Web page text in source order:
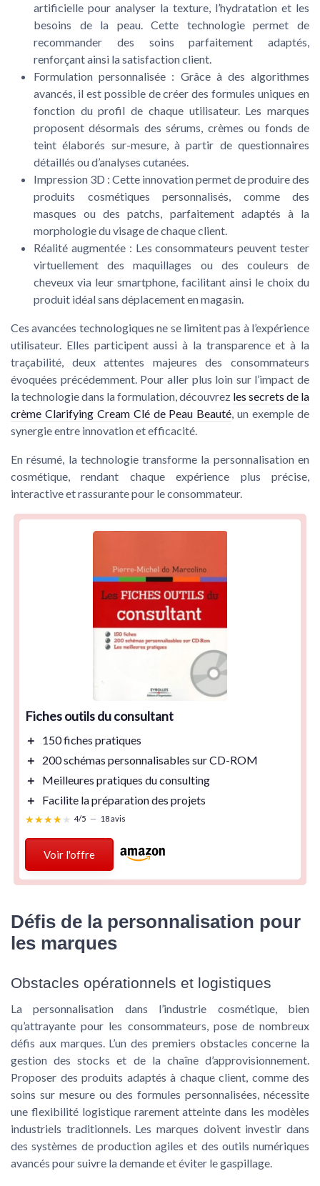
artificielle pour analyser la texture, l’hydratation et les
besoins de la peau. Cette technologie permet de
recommander des soins parfaitement adaptés,
renforçant ainsi la satisfaction client.
Formulation personnalisée : Grâce à des algorithmes
avancés, il est possible de créer des formules uniques en
fonction du profil de chaque utilisateur. Les marques
proposent désormais des sérums, crèmes ou fonds de
teint élaborés sur-mesure, à partir de questionnaires
détaillés ou d’analyses cutanées.
Impression 3D : Cette innovation permet de produire des
produits cosmétiques personnalisés, comme des
masques ou des patchs, parfaitement adaptés à la
morphologie du visage de chaque client.
Réalité augmentée: Les consommateurs peuvent tester
virtuellement des maquillages ou des couleurs de
cheveux via leur smartphone, facilitant ainsi le choix du
produit idéal sans déplacement en magasin.
Ces avancées technologiques ne se limitent pas à l’expérience
utilisateur. Elles participent aussi à la transparence et à la
traçabilité, deux attentes majeures des consommateurs
évoquées précédemment. Pour aller plus loin sur l’impact de
la technologie dans la formulation, découvrez les secrets de la
crème Clarifying Cream Clé de Peau Beauté, un exemple de
synergie entre innovation et efficacité.
En résumé, la technologie transforme la personnalisation en
cosmétique, rendant chaque expérience plus précise,
interactive et rassurante pour le consommateur.
Fiches outils du consultant
＋ 150 fiches pratiques
＋
200 schémas personnalisables sur CD-ROM
＋
Meilleures pratiques du consulting
＋
Facilite la préparation des projets
★★★★★
★★★★★ 4/5 — 18 avis
Voir l'offre
Défis de la personnalisation pour
les marques
Obstacles opérationnels et logistiques
La personnalisation dans l’industrie cosmétique, bien
qu’attrayante pour les consommateurs, pose de nombreux
défis aux marques. L’un des premiers obstacles concerne la
gestion des stocks et de la chaîne d’approvisionnement.
Proposer des produits adaptés à chaque client, comme des
soins sur mesure ou des formules personnalisées , nécessite
une flexibilité logistique rarement atteinte dans les modèles
industriels traditionnels. Les marques doivent investir dans
des systèmes de production agiles et des outils numériques
avancés pour suivre la demande et éviter le gaspillage.